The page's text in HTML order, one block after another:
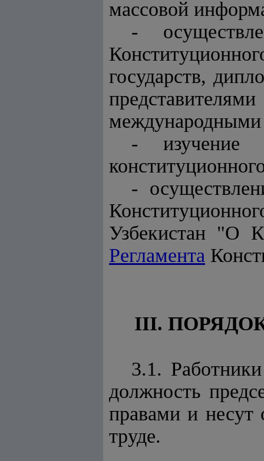
массовой
-
государств,
- изучение
-
Узбекистан "О
Регламента
III.
3.1.
должность
правами и несут
труде.